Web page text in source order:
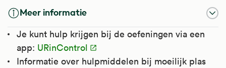
Meer informatie
Je kunt hulp krijgen bij de oefeningen via een
app: URinControl
Informatie over hulpmiddelen bij moeilijk plas